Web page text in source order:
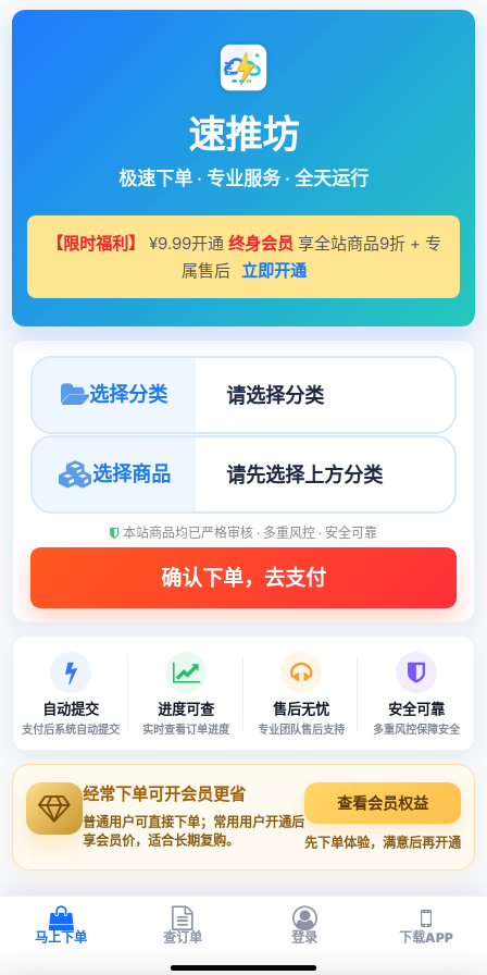
速推坊
极速下单 · 专业服务 · 全天运行
【限时福利】 ¥9.99开通 终身会员 享全站商品9折 + 专
属售后 立即开通
选择分类
选择商品
本站商品均已严格审核 · 多重风控 · 安全可靠
自动提交
支付后系统自动提交
进度可查
实时查看订单进度
售后无忧
专业团队售后支持
安全可靠
多重风控保障安全
经常下单可开会员更省
普通用户可直接下单；常用用户开通后
享会员价，适合长期复购。
查看会员权益
先下单体验，满意后再开通
马上下单 查订单 登录 下载APP